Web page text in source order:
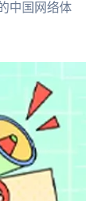
中国网络体